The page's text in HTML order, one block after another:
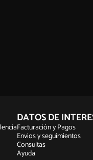
DATOS DE
Facturación y Pagos
Envios y seguimientos
Consultas
Ayuda